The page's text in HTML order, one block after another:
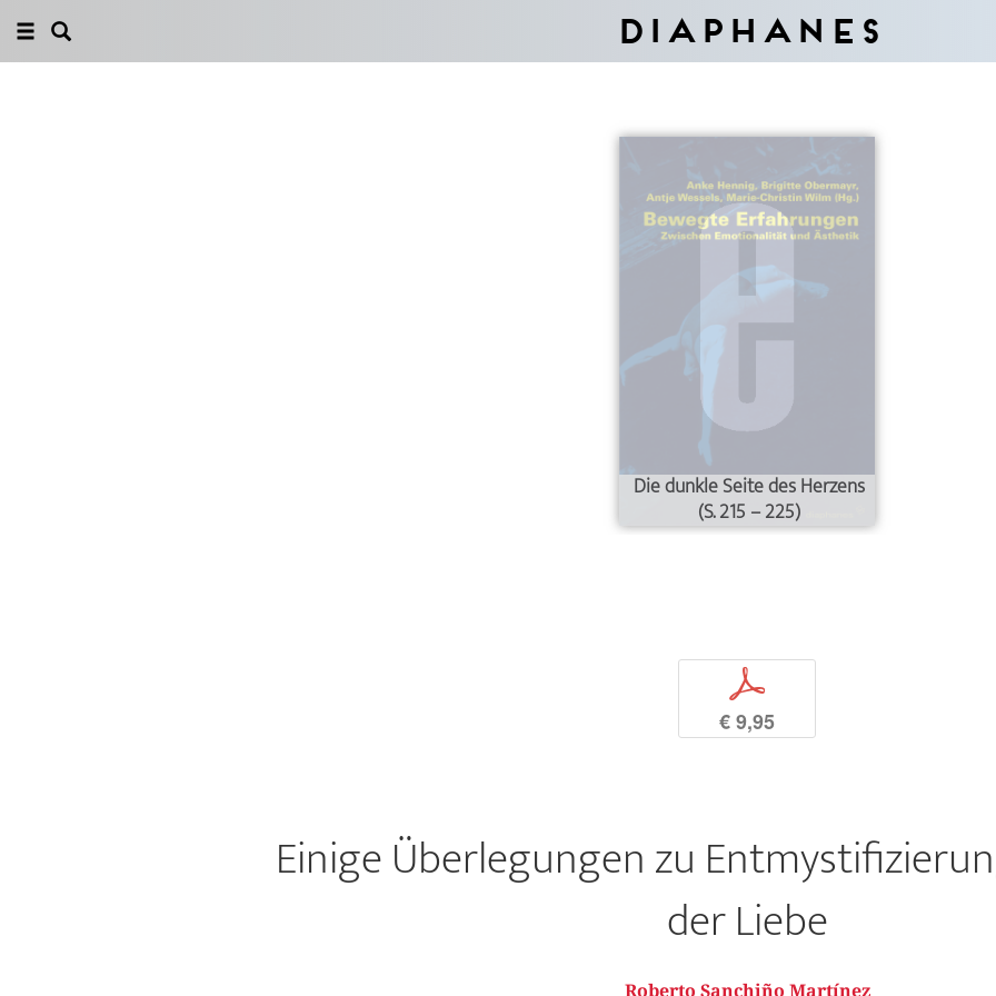
Diaphanes
Die dunkle Seite des Herzens
(S. 215 – 225)
p
€ 9,95
Einige Überlegungen zu
der Liebe
Roberto Sanchiño Martínez